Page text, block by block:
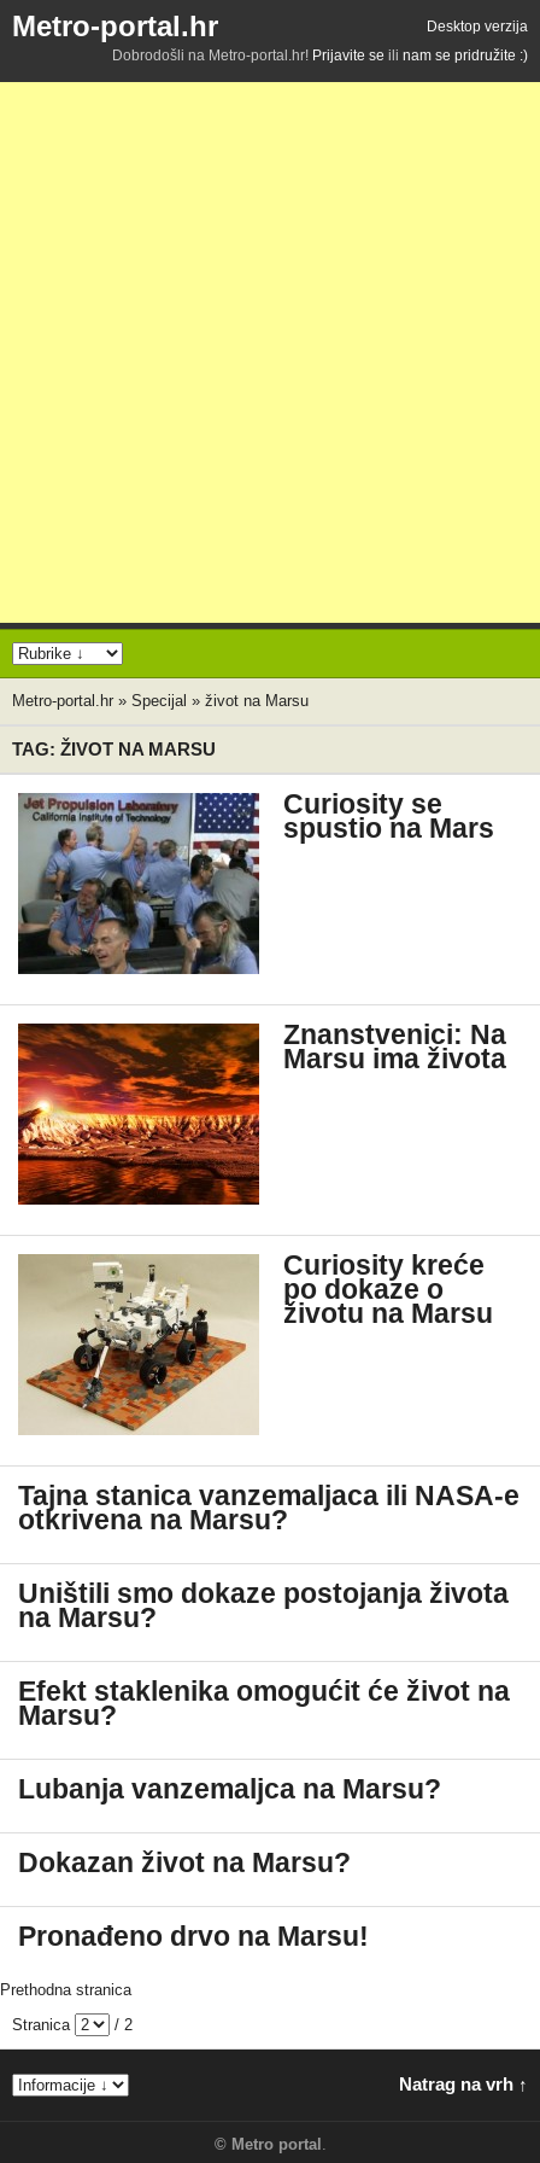
Metro-portal.hr
Desktop verzija
Dobrodošli na Metro-portal.hr! Prijavite se ili nam se pridružite :)
Metro-portal.hr » Specijal » život na Marsu
TAG: ŽIVOT NA MARSU
Curiosity se
spustio na Mars
Znanstvenici: Na
Marsu ima života
Curiosity kreće
po dokaze o
životu na Marsu
Tajna stanica vanzemaljaca ili NASA-e
otkrivena na Marsu?
Uništili smo dokaze postojanja života
na Marsu?
Efekt staklenika omogućit će život na
Marsu?
Lubanja vanzemaljca na Marsu?
Dokazan život na Marsu?
Pronađeno drvo na Marsu!
Prethodna stranica
Stranica
/ 2
Natrag na vrh ↑
© Metro portal .